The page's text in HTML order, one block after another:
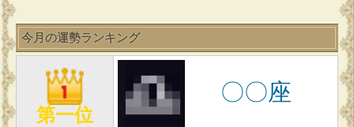
今月の運勢ランキング
第一位
〇〇座